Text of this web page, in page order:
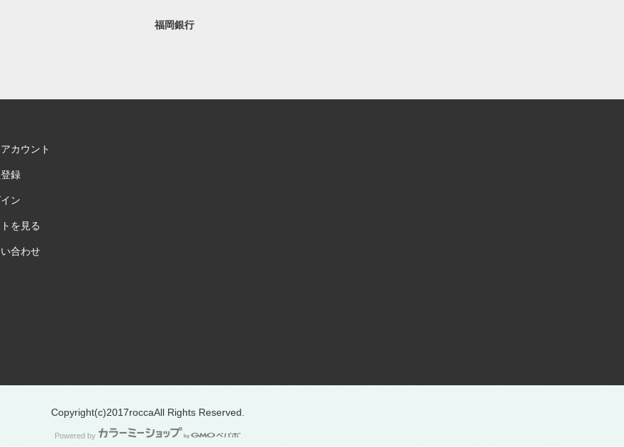
福岡銀行
カウント
録
ン
を見る
合わせ
Copyright(c)2017roccaAll Rights Reserved.
Powered by